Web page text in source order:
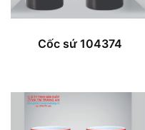
Cốc sứ 104374